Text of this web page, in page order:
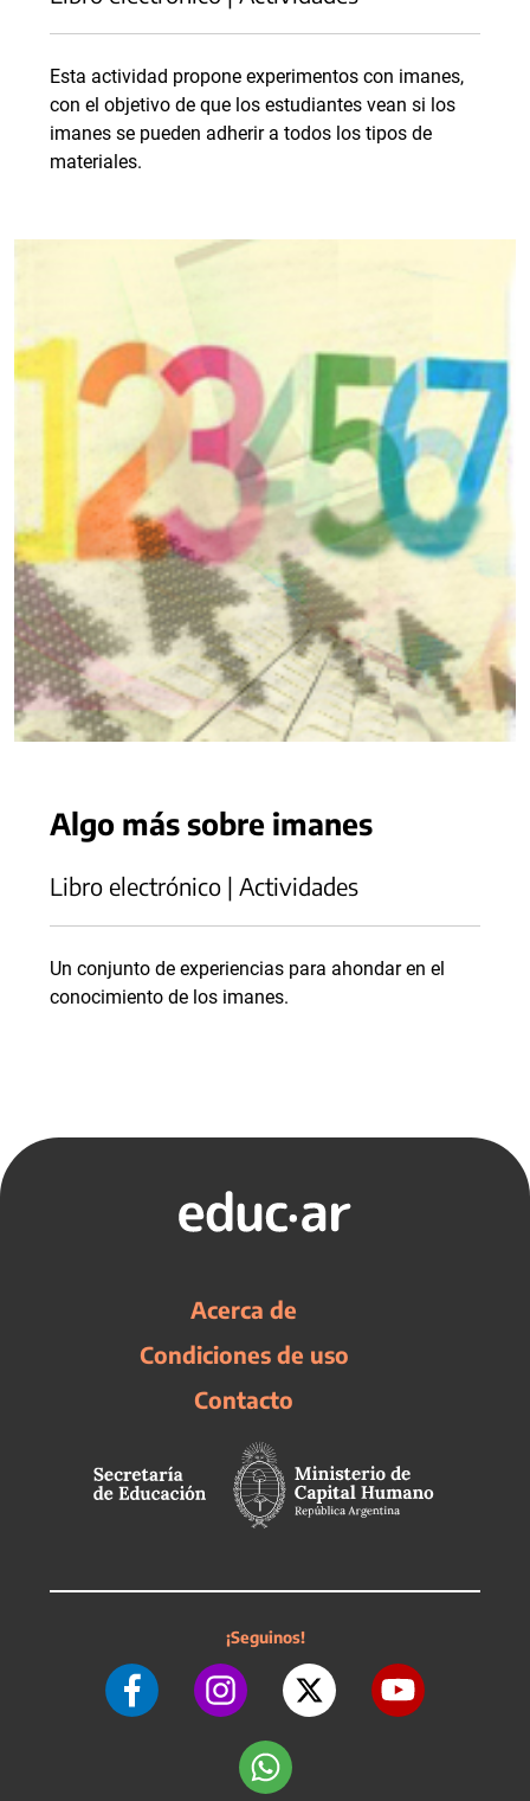
Esta actividad propone experimentos con imanes,
con el objetivo de que los estudiantes vean si los
imanes se pueden adherir a todos los tipos de
materiales.
Algo más sobre imanes
Libro electrónico | Actividades
Un conjunto de experiencias para ahondar en el
conocimiento de los imanes.
Acerca de
Condiciones de uso
Contacto
¡Seguinos!